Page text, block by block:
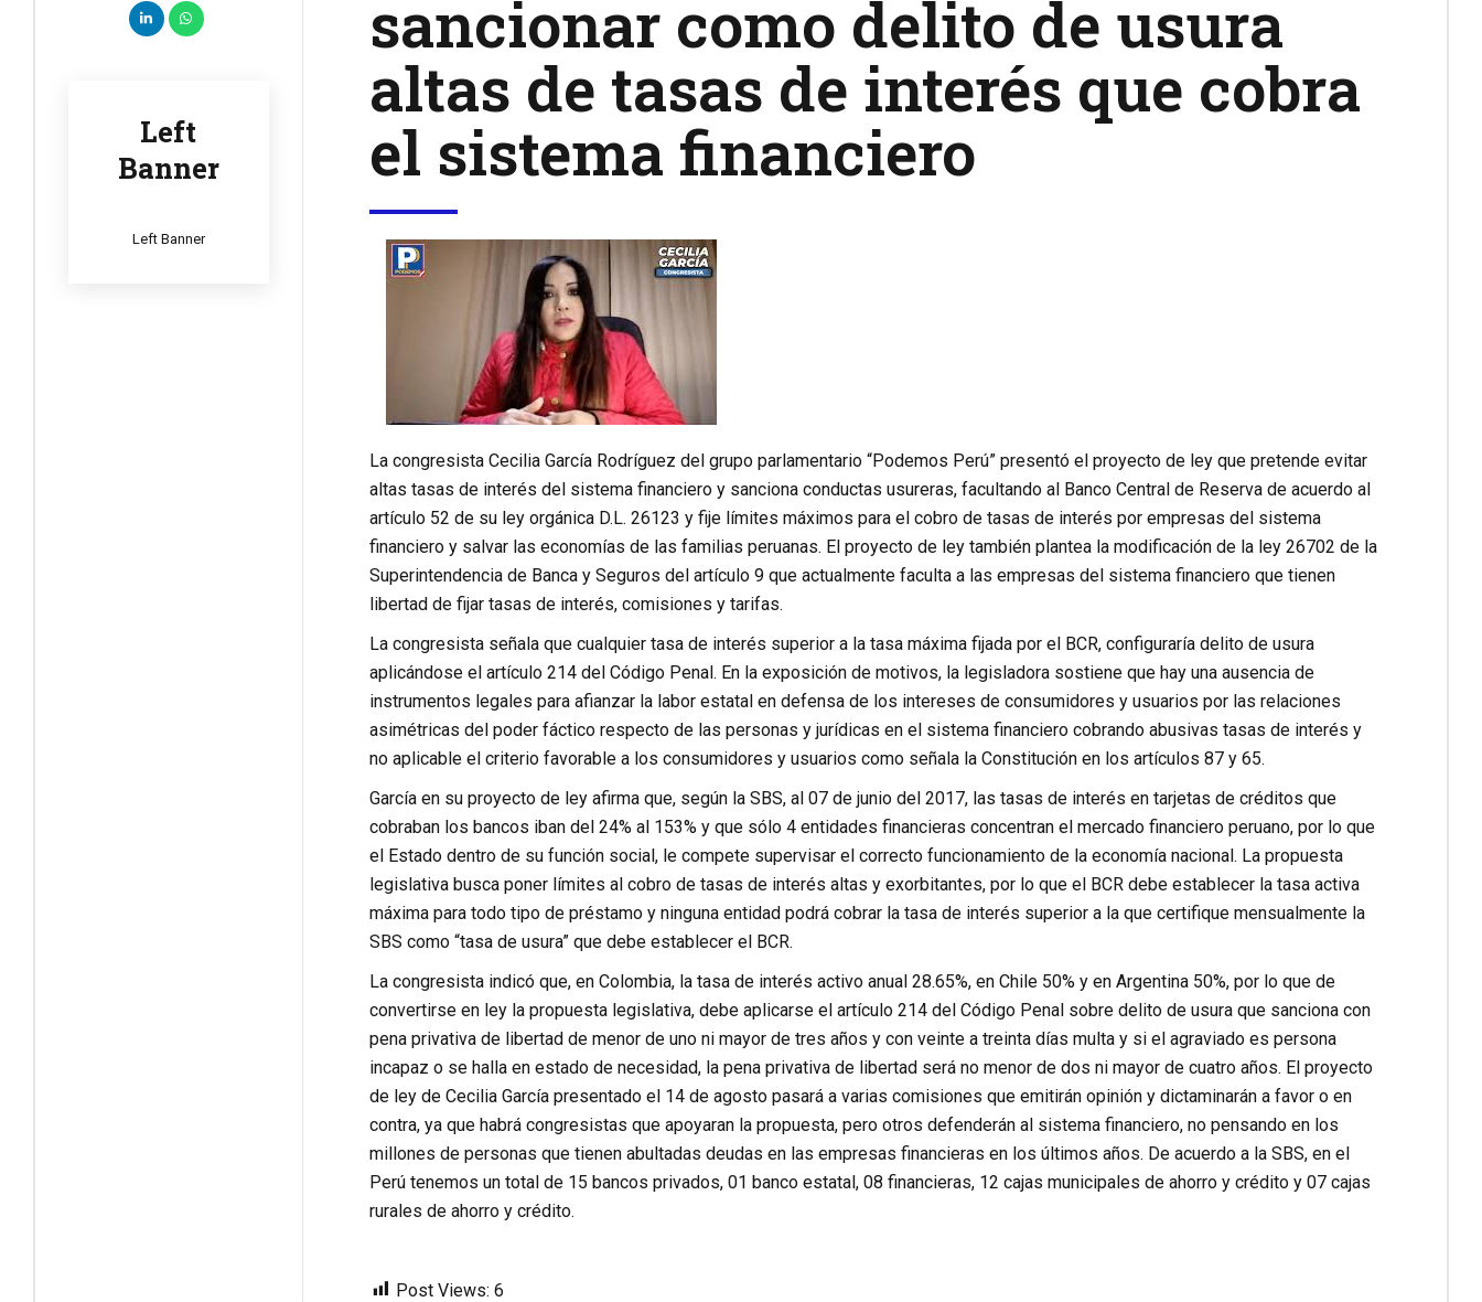
Left
Banner
Left Banner
sancionar como delito de usura
altas de tasas de interés que cobra
el sistema financiero
La congresista Cecilia García Rodríguez del grupo parlamentario “Podemos Perú” presentó el proyecto de ley que pretende evitar
altas tasas de interés del sistema financiero y sanciona conductas usureras, facultando al Banco Central de Reserva de acuerdo al
artículo 52 de su ley orgánica D.L. 26123 y fije límites máximos para el cobro de tasas de interés por empresas del sistema
financiero y salvar las economías de las familias peruanas. El proyecto de ley también plantea la modificación de la ley 26702 de la
Superintendencia de Banca y Seguros del artículo 9 que actualmente faculta a las empresas del sistema financiero que tienen
libertad de fijar tasas de interés, comisiones y tarifas.
La congresista señala que cualquier tasa de interés superior a la tasa máxima fijada por el BCR, configuraría delito de usura
aplicándose el artículo 214 del Código Penal. En la exposición de motivos, la legisladora sostiene que hay una ausencia de
instrumentos legales para afianzar la labor estatal en defensa de los intereses de consumidores y usuarios por las relaciones
asimétricas del poder fáctico respecto de las personas y jurídicas en el sistema financiero cobrando abusivas tasas de interés y
no aplicable el criterio favorable a los consumidores y usuarios como señala la Constitución en los artículos 87 y 65.
García en su proyecto de ley afirma que, según la SBS, al 07 de junio del 2017, las tasas de interés en tarjetas de créditos que
cobraban los bancos iban del 24% al 153% y que sólo 4 entidades financieras concentran el mercado financiero peruano, por lo que
el Estado dentro de su función social, le compete supervisar el correcto funcionamiento de la economía nacional. La propuesta
legislativa busca poner límites al cobro de tasas de interés altas y exorbitantes, por lo que el BCR debe establecer la tasa activa
máxima para todo tipo de préstamo y ninguna entidad podrá cobrar la tasa de interés superior a la que certifique mensualmente la
SBS como “tasa de usura” que debe establecer el BCR.
La congresista indicó que, en Colombia, la tasa de interés activo anual 28.65%, en Chile 50% y en Argentina 50%, por lo que de
convertirse en ley la propuesta legislativa, debe aplicarse el artículo 214 del Código Penal sobre delito de usura que sanciona con
pena privativa de libertad de menor de uno ni mayor de tres años y con veinte a treinta días multa y si el agraviado es persona
incapaz o se halla en estado de necesidad, la pena privativa de libertad será no menor de dos ni mayor de cuatro años. El proyecto
de ley de Cecilia García presentado el 14 de agosto pasará a varias comisiones que emitirán opinión y dictaminarán a favor o en
contra, ya que habrá congresistas que apoyaran la propuesta, pero otros defenderán al sistema financiero, no pensando en los
millones de personas que tienen abultadas deudas en las empresas financieras en los últimos años. De acuerdo a la SBS, en el
Perú tenemos un total de 15 bancos privados, 01 banco estatal, 08 financieras, 12 cajas municipales de ahorro y crédito y 07 cajas
rurales de ahorro y crédito.
Post Views: 6